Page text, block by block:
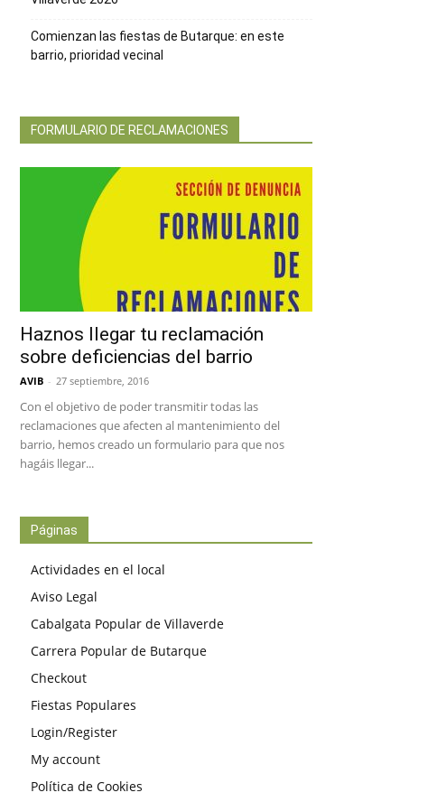
Comienzan las fiestas de Butarque: en este
barrio, prioridad vecinal
FORMULARIO DE RECLAMACIONES
Haznos llegar tu reclamación
sobre deficiencias del barrio
AVIB - 27 septiembre, 2016
Con el objetivo de poder transmitir todas las
reclamaciones que afecten al mantenimiento del
barrio, hemos creado un formulario para que nos
hagáis llegar...
Páginas
Actividades en el local
Aviso Legal
Cabalgata Popular de Villaverde
Carrera Popular de Butarque
Checkout
Fiestas Populares
Login/Register
My account
Política de Cookies